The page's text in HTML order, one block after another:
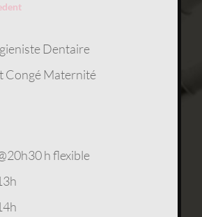
Dentaire
Congé Maternité
h flexible